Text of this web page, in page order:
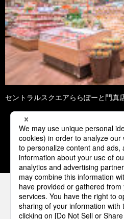
セントラルスクエアららぽーと門真
1 2 3
パナソニックの電気設